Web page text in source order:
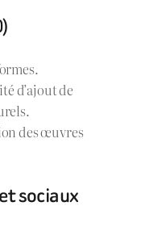
d’ajout de
des œuvres
sociaux